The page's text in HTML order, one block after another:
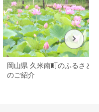
岡山県 久米南町のふるさと
のご紹介